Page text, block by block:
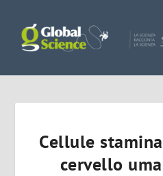
Cellule
cervello